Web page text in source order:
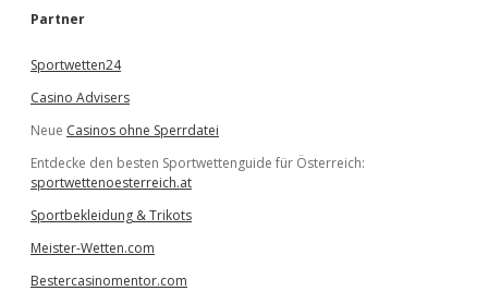
e
Partner
Sportwetten24
Casino Advisers
Neue Casinos ohne Sperrdatei
Entdecke den besten Sportwettenguide für Österreich:
sportwettenoesterreich.at
Sportbekleidung & Trikots
Meister-Wetten.com
Bestercasinomentor.com